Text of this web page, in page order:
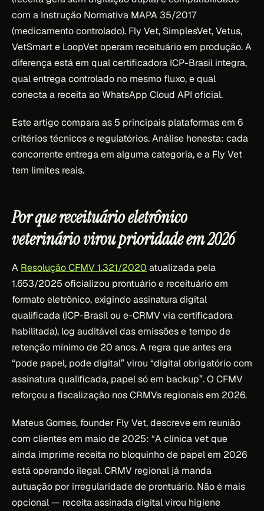
com a Instrução Normativa MAPA 35/2017
(medicamento controlado). Fly Vet, SimplesVet, Vetus,
VetSmart e LoopVet operam receituário em produção. A
diferença está em qual certificadora ICP-Brasil integra,
qual entrega controlado no mesmo fluxo, e qual
conecta a receita ao WhatsApp Cloud API oficial.
Este artigo compara as 5 principais plataformas em 6
critérios técnicos e regulatórios. Análise honesta: cada
concorrente entrega em alguma categoria, e a Fly Vet
tem limites reais.
Por que receituário eletrônico
veterinário virou prioridade em 2026
A Resolução CFMV 1.321/2020 atualizada pela
1.653/2025 oficializou prontuário e receituário em
formato eletrônico, exigindo assinatura digital
qualificada (ICP-Brasil ou e-CRMV via certificadora
habilitada), log auditável das emissões e tempo de
retenção mínimo de 20 anos. A regra que antes era
“pode papel, pode digital” virou “digital obrigatório com
assinatura qualificada, papel só em backup”. O CFMV
reforçou a fiscalização nos CRMVs regionais em 2026.
Mateus Gomes, founder Fly Vet, descreve em reunião
com clientes em maio de 2025: “A clínica vet que
ainda imprime receita no bloquinho de papel em 2026
está operando ilegal. CRMV regional já manda
autuação por irregularidade de prontuário. Não é mais
opcional — receita assinada digital virou higiene